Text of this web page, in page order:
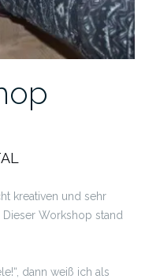
kreativen und sehr
Workshop stand
dann weiß ich als